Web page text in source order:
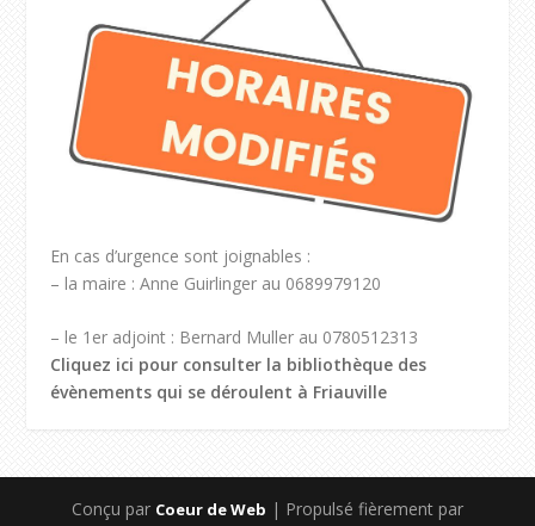
En cas d’urgence sont joignables :
– la maire : Anne Guirlinger au 0689979120
– le 1er adjoint : Bernard Muller au 0780512313
Cliquez ici pour consulter la bibliothèque des
évènements qui se déroulent à Friauville
Conçu par Coeur de Web | Propulsé fièrement par